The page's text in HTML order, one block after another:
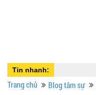
Tin nhanh:
Trang chủ Blog tâm sự